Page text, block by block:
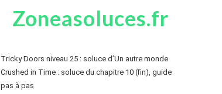
Zoneasoluces.fr
Tricky Doors niveau 25 : soluce d’Un autre monde
Crushed in Time : soluce du chapitre 10 (fin), guide
pas à pas